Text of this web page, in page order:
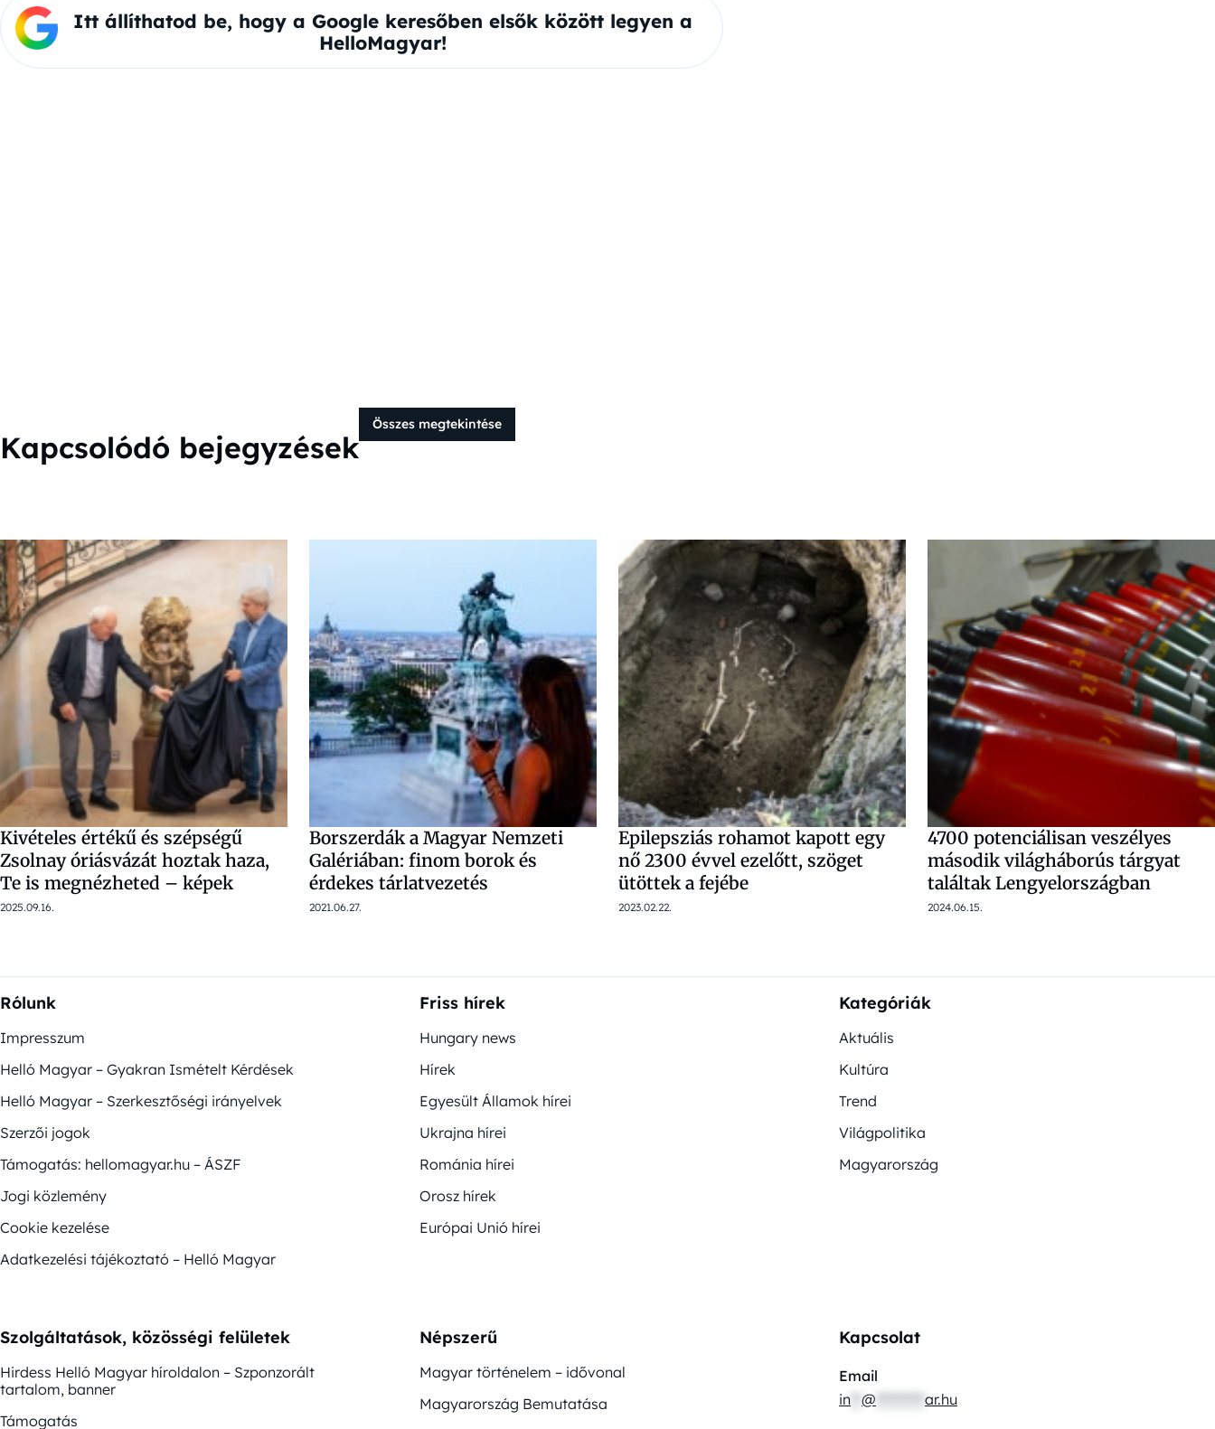
Itt állíthatod be, hogy a Google keresőben elsők között legyen a
HelloMagyar!
Kapcsolódó bejegyzések
Összes megtekintése
Kivételes értékű és szépségű
Zsolnay óriásvázát hoztak haza,
Te is megnézheted – képek
2025.09.16.
Borszerdák a Magyar Nemzeti
Galériában: finom borok és
érdekes tárlatvezetés
2021.06.27.
Epilepsziás rohamot kapott egy
nő 2300 évvel ezelőtt, szöget
ütöttek a fejébe
2023.02.22.
4700 potenciálisan veszélyes
második világháborús tárgyat
találtak Lengyelországban
2024.06.15.
Rólunk
Impresszum
Helló Magyar – Gyakran Ismételt Kérdések
Helló Magyar – Szerkesztőségi irányelvek
Szerzői jogok
Támogatás: hellomagyar.hu – ÁSZF
Jogi közlemény
Cookie kezelése
Adatkezelési tájékoztató – Helló Magyar
Friss hírek
Hungary news
Hírek
Egyesült Államok hírei
Ukrajna hírei
Románia hírei
Orosz hírek
Európai Unió hírei
Kategóriák
Aktuális
Kultúra
Trend
Világpolitika
Magyarország
Szolgáltatások, közösségi felületek
Hirdess Helló Magyar híroldalon – Szponzorált
tartalom, banner
Támogatás
Népszerű
Magyar történelem – idővonal
Magyarország Bemutatása
Kapcsolat
Email
in @ ar.hu